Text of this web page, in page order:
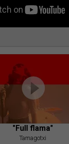
"Full flama"
Tamagotxi